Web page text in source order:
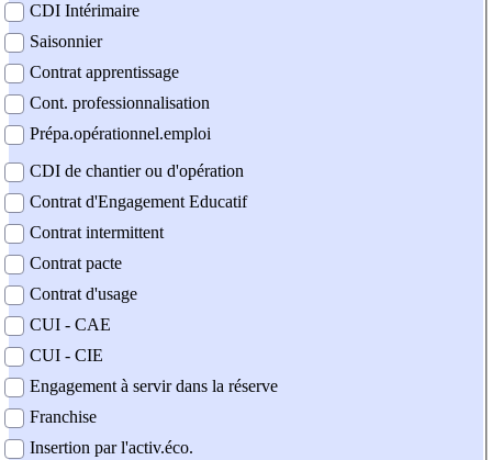
CDI Intérimaire
Saisonnier
Contrat apprentissage
Cont. professionnalisation
Prépa.opérationnel.emploi
CDI de chantier ou d'opération
Contrat d'Engagement Educatif
Contrat intermittent
Contrat pacte
Contrat d'usage
CUI - CAE
CUI - CIE
Engagement à servir dans la réserve
Franchise
Insertion par l'activ.éco.